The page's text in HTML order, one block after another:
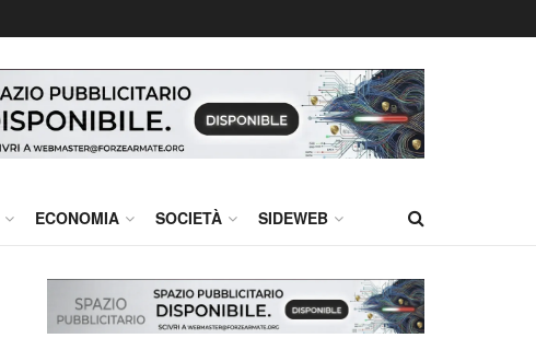
ECONOMIA SOCIETÀ SIDEWEB